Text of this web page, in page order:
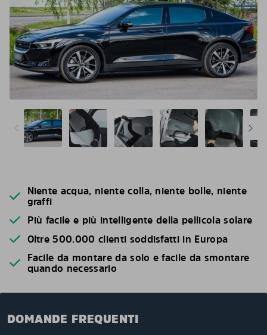
Niente acqua, niente colla, niente bolle, niente
graffi
Più facile e più intelligente della pellicola solare
Oltre 500.000 clienti soddisfatti in Europa
Facile da montare da solo e facile da smontare
quando necessario
DOMANDE FREQUENTI